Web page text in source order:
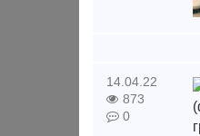
14.04.22
873
0